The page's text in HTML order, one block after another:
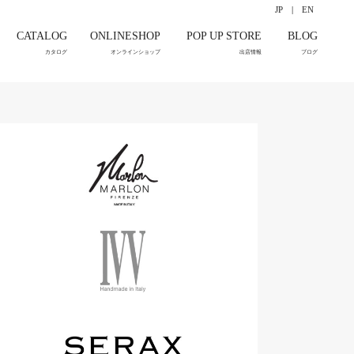
CATALOG
カタログ
ONLINESHOP
オンラインショップ
POP UP STORE
出店情報
BLOG
ブログ
JP | EN